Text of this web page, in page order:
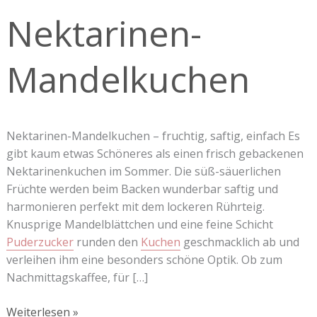
Nektarinen-
Mandelkuchen
Nektarinen-Mandelkuchen – fruchtig, saftig, einfach Es
gibt kaum etwas Schöneres als einen frisch gebackenen
Nektarinenkuchen im Sommer. Die süß-säuerlichen
Früchte werden beim Backen wunderbar saftig und
harmonieren perfekt mit dem lockeren Rührteig.
Knusprige Mandelblättchen und eine feine Schicht
Puderzuckerrunden den Kuchen geschmacklich ab und
verleihen ihm eine besonders schöne Optik. Ob zum
Nachmittagskaffee, für […]
Weiterlesen »